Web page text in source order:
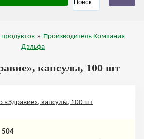
продуктов » Производитель Компания
Дэльфа
капсулы, 100 шт
504